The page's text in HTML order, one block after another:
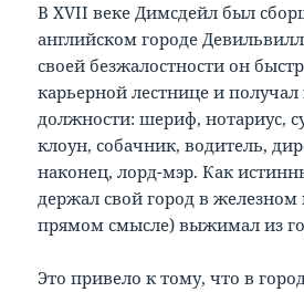
В XVII веке Димсдейл был
английском городе
своей безжалостности он
карьерной лестнице и
должности: шериф, нотариус,
клоун, собачник, водитель,
наконец, лорд-мэр. Как
держал свой город в железном
прямом смысле) выжимал из
Это привело к тому, что в